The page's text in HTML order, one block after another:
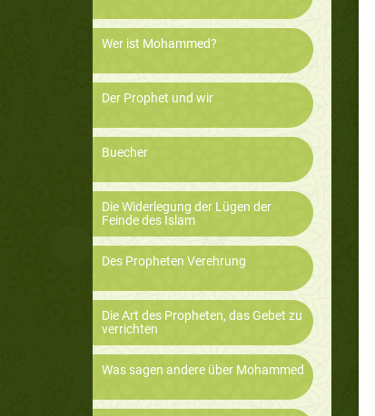
Wer ist Mohammed?
Der Prophet und wir
Buecher
Die Widerlegung der Lügen der
Feinde des Islam
Des Propheten Verehrung
Die Art des Propheten, das Gebet zu
verrichten
Was sagen andere über Mohammed